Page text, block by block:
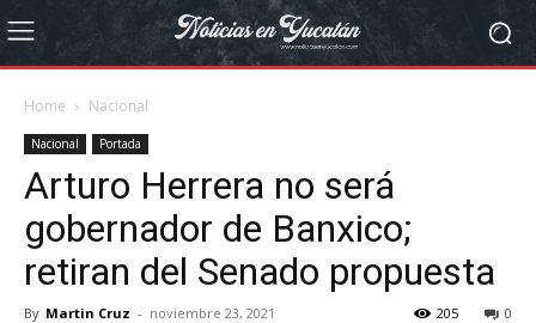
Home Nacional
Nacional Portada
Arturo Herrera no será
gobernador de Banxico;
retiran del Senado propuesta
By Martin Cruz - noviembre 23, 2021 0
205